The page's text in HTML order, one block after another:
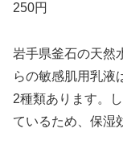
250円
岩手県釜石の天然
らの敏感肌用乳液
2種類あります。
ているため、保湿